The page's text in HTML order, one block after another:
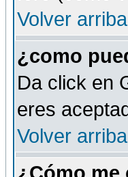
Volver arriba
¿como
Da click en
eres
Volver arriba